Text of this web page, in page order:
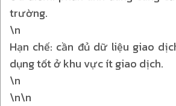
trường.
\n
Hạn chế: cần đủ dữ liệu giao
dụng tốt ở khu vực ít giao dịch.
\n
\n\n